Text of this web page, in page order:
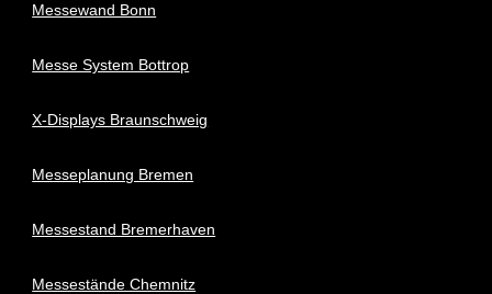
Messewand Bonn
Messe System Bottrop
X-Displays Braunschweig
Messeplanung Bremen
Messestand Bremerhaven
Messestände Chemnitz